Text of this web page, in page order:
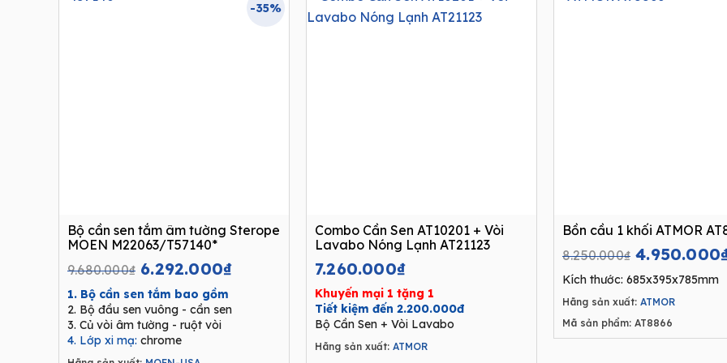
-35%
Bộ cần sen tắm âm tường Sterope
MOEN M22063/T57140*
9.680.000₫ Original
price
was:
9.680.000₫.
6.292.000₫Current
6.292.000₫.
1. Bộ cần sen tắm bao gồm
2. Bộ đầu sen vuông - cần sen
3. Củ vòi âm tường - ruột vòi
4. Lớp xi mạ: chrome
Combo Cần Sen AT10201 + Vòi
Lavabo Nóng Lạnh AT21123
7.260.000₫
Khuyến mại 1 tặng 1
Tiết kiệm đến 2.200.000đ
Bộ Cần Sen + Vòi Lavabo
Hãng sản xuất: ATMOR
Bồn cầu 1 khối ATMOR
8.250.000₫ Original
price
was:
8.250.000₫.
4.950.000
Kích thước: 685x395x785mm
Hãng sản xuất: ATMOR
Mã sản phẩm: AT8866